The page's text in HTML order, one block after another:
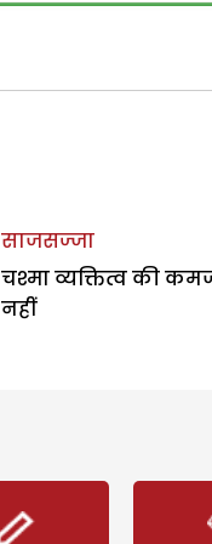
साजसज्जा
चश्मा व्यक्तित्व की
नहीं